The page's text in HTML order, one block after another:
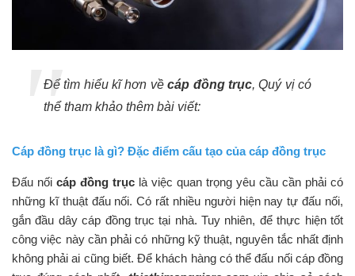
Để tìm hiểu kĩ hơn vềcáp đồng trục, Quý vị có
thể tham khảo thêm bài viết:
Cáp đồng trục là gì? Đặc điểm cấu tạo của cáp đồng trục
Đấu nối cáp đồng trục là việc quan trọng yêu cầu cần phải có
những kĩ thuật đấu nối. Có rất nhiều người hiện nay tự đấu nối,
gắn đầu dây cáp đồng trục tại nhà. Tuy nhiên, để thực hiện tốt
công việc này cần phải có những kỹ thuật, nguyên tắc nhất định
không phải ai cũng biết. Để khách hàng có thể đấu nối cáp đồng